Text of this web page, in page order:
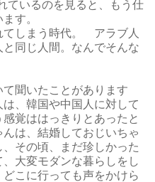
ているのを見ると、もう仕
す。
てしまう時代。 アラブ人
同じ人間。なんでそんな
聞いたことがあります
、韓国や中国人に対して
覚ははっきりとあったと
は、結婚しておじいちゃ
その頃、まだ珍しかった
大変モダンな暮らしをし
こに行っても声をかけら